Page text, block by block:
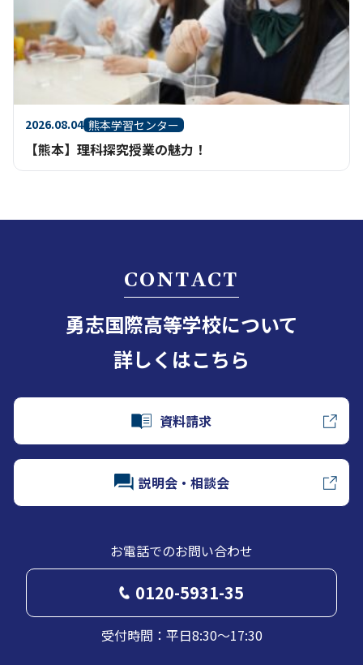
2026.08.04 熊本学習センター
【熊本】理科探究授業の魅力！
CONTACT
勇志国際高等学校について
詳しくはこちら
資料請求
説明会・相談会
お電話でのお問い合わせ
0120-5931-35
受付時間：平日8:30～17:30